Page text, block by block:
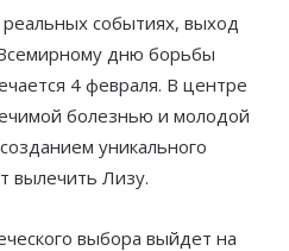
событиях, выход
дню борьбы
4 февраля. В центре
болезнью и молодой
уникального
вылечить Лизу.
выбора выйдет на